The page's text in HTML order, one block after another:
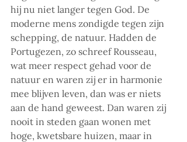
hij nu niet langer tegen God. De
moderne mens zondigde tegen zijn
schepping, de natuur. Hadden de
Portugezen, zo schreef Rousseau,
wat meer respect gehad voor de
natuur en waren zij er in harmonie
mee blijven leven, dan was er niets
aan de hand geweest. Dan waren zij
nooit in steden gaan wonen met
hoge, kwetsbare huizen, maar in